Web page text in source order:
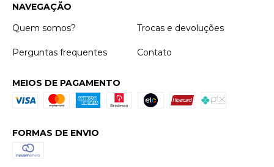
NAVEGAÇÃO
Quem somos?
Trocas e devoluções
Perguntas frequentes Contato
MEIOS DE PAGAMENTO
FORMAS DE ENVIO